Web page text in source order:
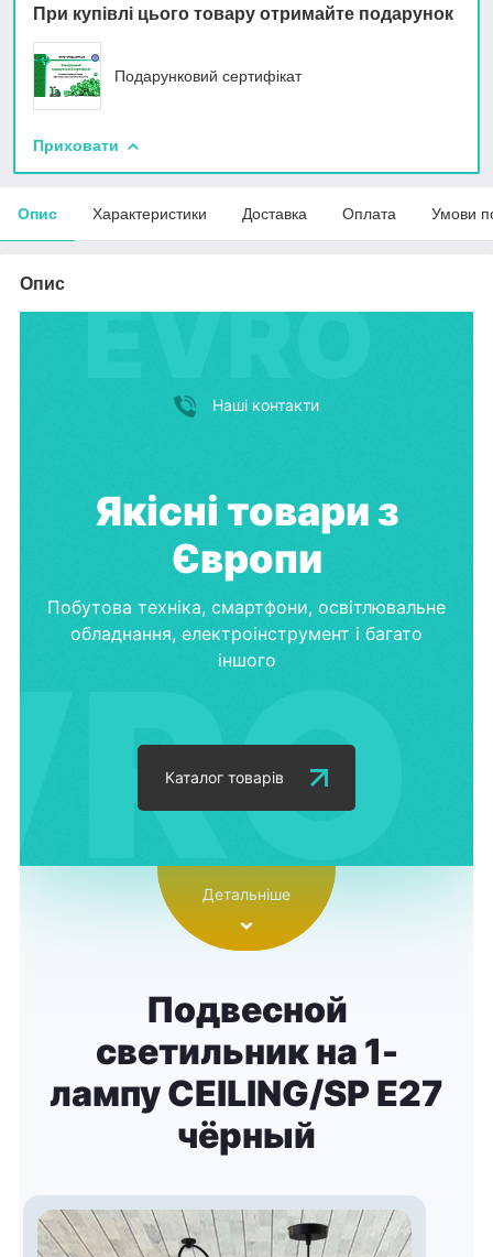
При купівлі цього товару отримайте подарунок
Подарунковий сертифікат
Приховати
Опис Характеристики Доставка Оплата Умови
Опис
Наші контакти
Якісні товари з
Європи
Побутова техніка, смартфони, освітлювальне
обладнання, електроінструмент і багато
іншого
Каталог товарів
Детальніше
Подвесной
светильник на 1-
лампу CEILING/SP E27
чёрный